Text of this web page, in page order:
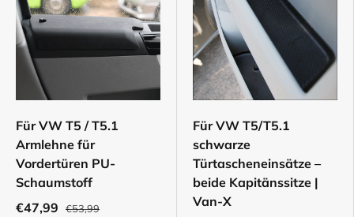
Für VW T5 / T5.1
Armlehne für
Vordertüren PU-
Schaumstoff
€47,99
€53,99
Für VW T5/T5.1
schwarze
Türtascheneinsätze –
beide Kapitänssitze |
Van-X